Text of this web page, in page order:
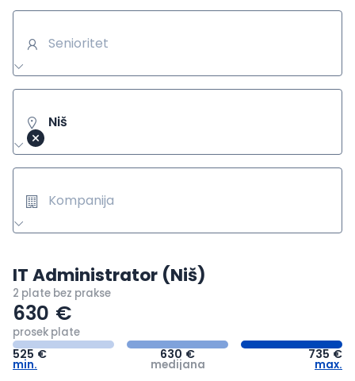
Senioritet
Niš
Kompanija
IT Administrator (Niš)
2 plate bez prakse
630 €
prosek plate
525 €
min.
630 €
medijana
735 €
max.